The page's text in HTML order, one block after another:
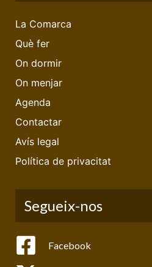
La Comarca
Què fer
On dormir
On menjar
Agenda
Contactar
Avís legal
Política de privacitat
Segueix-nos
Facebook